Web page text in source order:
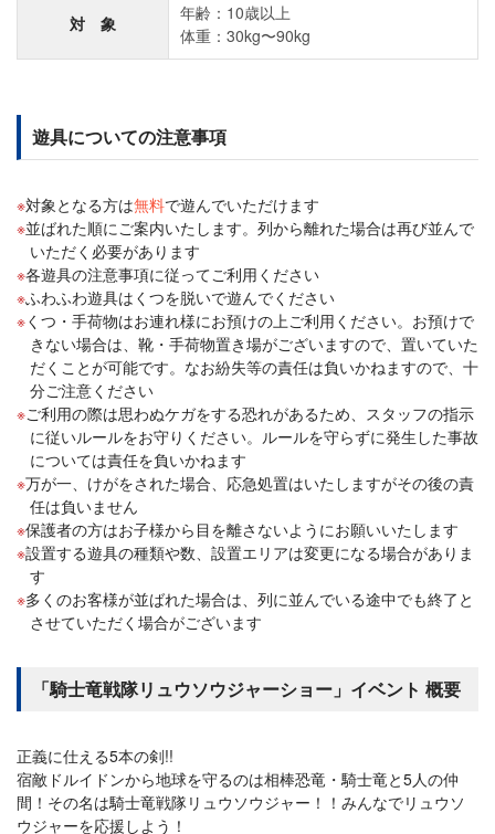
対 象
年齢：10歳以上
体重：30kg〜90kg
遊具についての注意事項
対象となる方は無料で遊んでいただけます
並ばれた順にご案内いたします。列から離れた場合は再び並んで
いただく必要があります
各遊具の注意事項に従ってご利用ください
ふわふわ遊具はくつを脱いで遊んでください
くつ・手荷物はお連れ様にお預けの上ご利用ください。お預けで
きない場合は、靴・手荷物置き場がございますので、置いていた
だくことが可能です。なお紛失等の責任は負いかねますので、十
分ご注意ください
ご利用の際は思わぬケガをする恐れがあるため、スタッフの指示
に従いルールをお守りください。ルールを守らずに発生した事故
については責任を負いかねます
万が一、けがをされた場合、応急処置はいたしますがその後の責
任は負いません
保護者の方はお子様から目を離さないようにお願いいたします
設置する遊具の種類や数、設置エリアは変更になる場合がありま
す
多くのお客様が並ばれた場合は、列に並んでいる途中でも終了と
させていただく場合がございます
「騎士竜戦隊リュウソウジャーショー」イベント 概要
正義に仕える5本の剣!!
宿敵ドルイドンから地球を守るのは相棒恐竜・騎士竜と5人の仲
間！その名は騎士竜戦隊リュウソウジャー！！みんなでリュウソ
ウジャーを応援しよう！